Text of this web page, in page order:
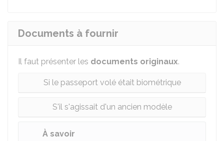
Documents à fournir
Il faut présenter les documents originaux.
Si le passeport volé était biométrique
S'il s'agissait d'un ancien modèle
À savoir